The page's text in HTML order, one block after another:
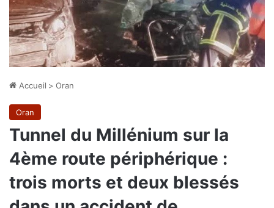
Accueil > Oran
Oran
Tunnel du Millénium sur la
4ème route périphérique :
trois morts et deux blessés